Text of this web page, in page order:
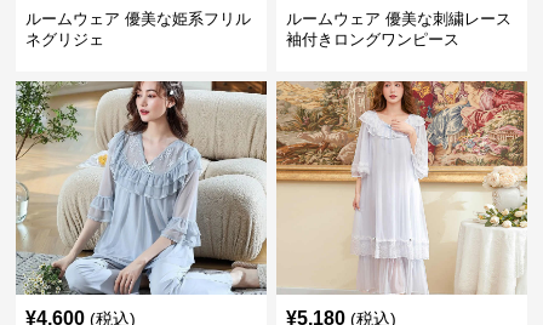
ルームウェア 優美な姫系フリル
ネグリジェ
ルームウェア 優美な刺繍レース
袖付きロングワンピース
¥4,600 (税込) ¥5,180 (税込)